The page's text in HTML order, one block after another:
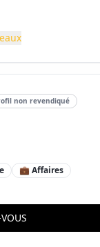
non revendiqué
💼 Affaires